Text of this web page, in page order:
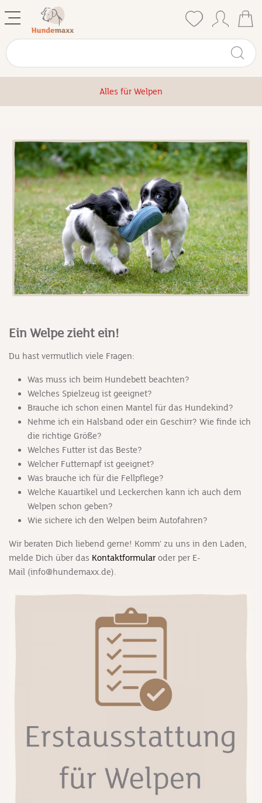
Alles für Welpen
Ein Welpe zieht ein!
Du hast vermutlich viele Fragen:
Was muss ich beim Hundebett beachten?
Welches Spielzeug ist geeignet?
Brauche ich schon einen Mantel für das Hundekind?
Nehme ich ein Halsband oder ein Geschirr? Wie finde ich
die richtige Größe?
Welches Futter ist das Beste?
Welcher Futternapf ist geeignet?
Was brauche ich für die Fellpflege?
Welche Kauartikel und Leckerchen kann ich auch dem
Welpen schon geben?
Wie sichere ich den Welpen beim Autofahren?
Wir beraten Dich liebend gerne! Komm' zu uns in den Laden,
melde Dich über das Kontaktformular oder per E-
Mail (info@hundemaxx.de).